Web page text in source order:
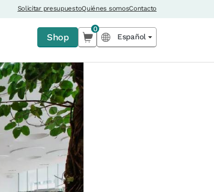
Solicitar presupuestoQuiénes somosContacto
Shop
0
Español